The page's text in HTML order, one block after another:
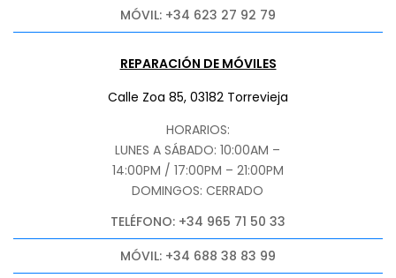
MÓVIL: +34 623 27 92 79
REPARACIÓN DE MÓVILES
Calle Zoa 85, 03182 Torrevieja
HORARIOS:
LUNES A SÁBADO: 10:00AM –
14:00PM / 17:00PM – 21:00PM
DOMINGOS: CERRADO
TELÉFONO: +34 965 71 50 33
MÓVIL: +34 688 38 83 99